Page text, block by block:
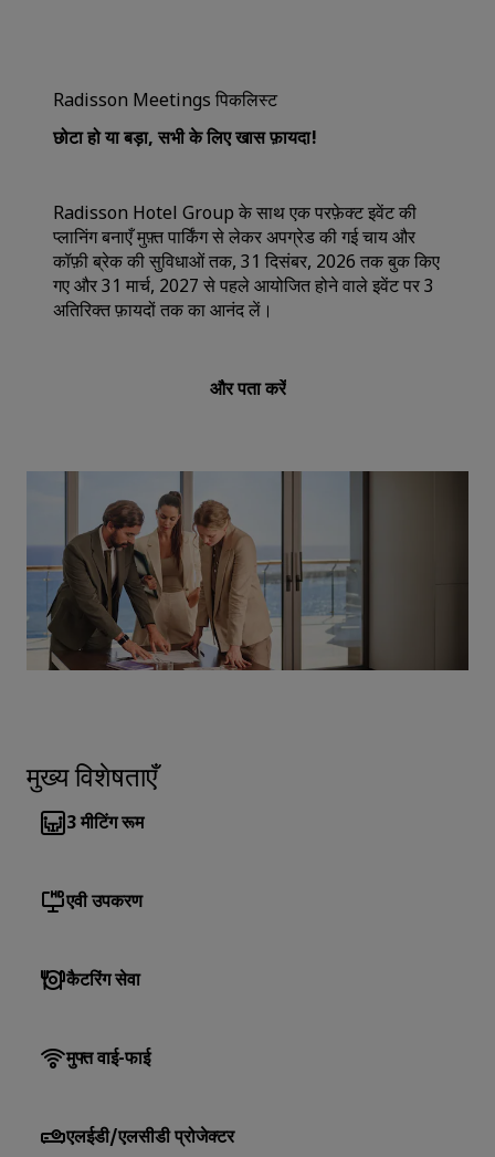
Radisson Meetings पिकलिस्ट
छोटा हो या बड़ा, सभी के लिए खास फ़ायदा!
Radisson Hotel Group के साथ एक परफ़ेक्ट इवेंट की
प्लानिंग बनाएँ मुफ़्त पार्किंग से लेकर अपग्रेड की गई चाय और
कॉफ़ी ब्रेक की सुविधाओं तक, 31 दिसंबर, 2026 तक बुक किए
गए और 31 मार्च, 2027 से पहले आयोजित होने वाले इवेंट पर 3
अतिरिक्त फ़ायदों तक का आनंद लें।
और पता करें
मुख्य विशेषताएँ
3मीटिंग रूम
एवी उपकरण
कैटरिंग सेवा
मुफ्त वाई-फाई
एलईडी/एलसीडी प्रोजेक्टर